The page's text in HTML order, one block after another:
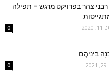
רבני צהר בפרויקט מרגש – תפילה
0
בֵּינֵיהֶם
0